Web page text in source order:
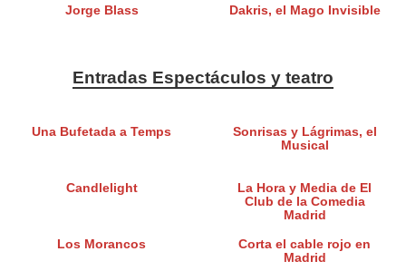
Jorge Blass Dakris, el Mago Invisible
Entradas Espectáculos y teatro
Una Bufetada a Temps
Sonrisas y Lágrimas, el
Musical
Candlelight
La Hora y Media de El
Club de la Comedia
Madrid
Los Morancos
Corta el cable rojo en
Madrid